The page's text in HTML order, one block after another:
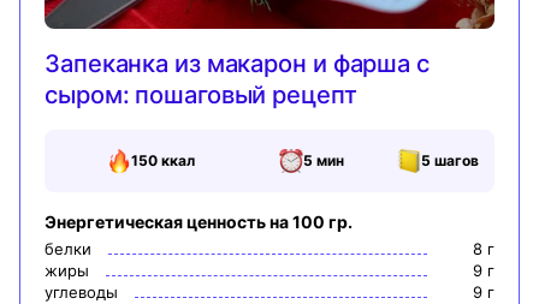
Запеканка из макарон и фарша с
сыром: пошаговый рецепт
150ккал 5 мин 5 шагов
Энергетическая ценность на 100 гр.
белки 8 г
жиры
9 г
углеводы
9 г